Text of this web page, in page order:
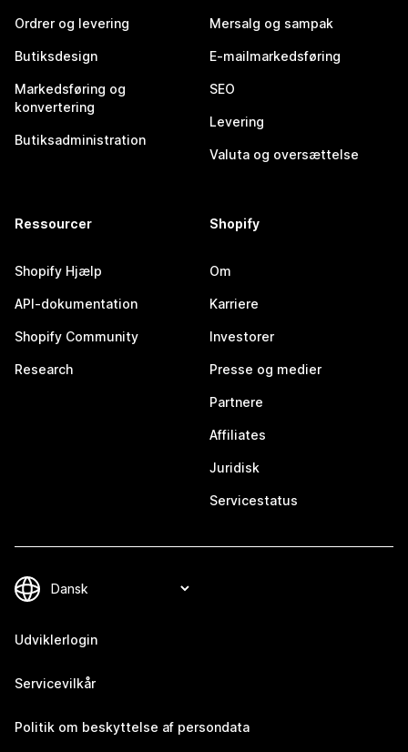
Ordrer og levering
Butiksdesign
Markedsføring og
konvertering
Butiksadministration
Mersalg og sampak
E-mailmarkedsføring
SEO
Levering
Valuta og oversættelse
Ressourcer
Shopify Hjælp
API-dokumentation
Shopify Community
Research
Shopify
Om
Karriere
Investorer
Presse og medier
Partnere
Affiliates
Juridisk
Servicestatus
Udviklerlogin
Servicevilkår
Politik om beskyttelse af persondata